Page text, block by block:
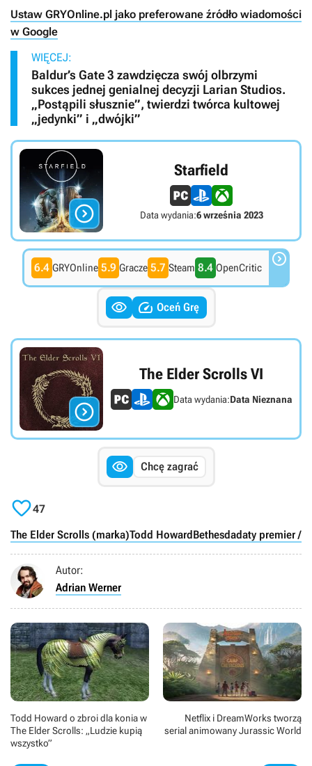
Ustaw GRYOnline.pl jako preferowane źródło wiadomości
w Google
WIĘCEJ:
Baldur’s Gate 3 zawdzięcza swój olbrzymi
sukces jednej genialnej decyzji Larian Studios.
„Postąpili słusznie”, twierdzi twórca kultowej
„jedynki” i „dwójki”

Starfield
Data wydania:6 września 2023
6.4 GRYOnline 5.9 Gracze 5.7 Steam 8.4 OpenCritic 
  Oceń Grę

The Elder Scrolls VI
Data wydania:Data Nieznana
 Chcę zagrać
47
The Elder Scrolls (marka)Todd HowardBethesdadaty premier /
Autor:
Adrian Werner
Todd Howard o zbroi dla konia w
The Elder Scrolls: „Ludzie kupią
wszystko”
Netflix i DreamWorks tworzą
serial animowany Jurassic World